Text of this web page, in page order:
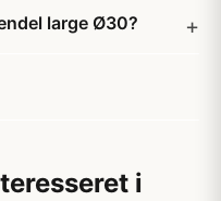
large Ø30?
i